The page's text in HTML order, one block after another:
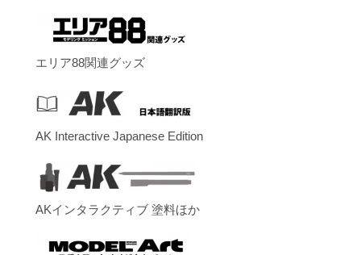
エリア88関連グッズ
AK Interactive Japanese Edition
AKインタラクティブ 塗料ほか